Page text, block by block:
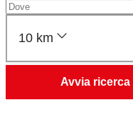
10 km
Avvia ricerca